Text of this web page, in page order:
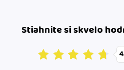
Stiahnite si skvelo